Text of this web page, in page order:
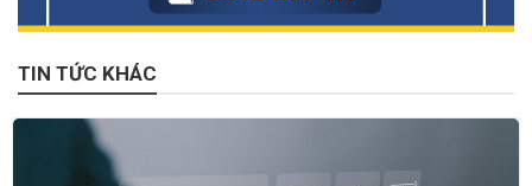
TIN TỨC KHÁC